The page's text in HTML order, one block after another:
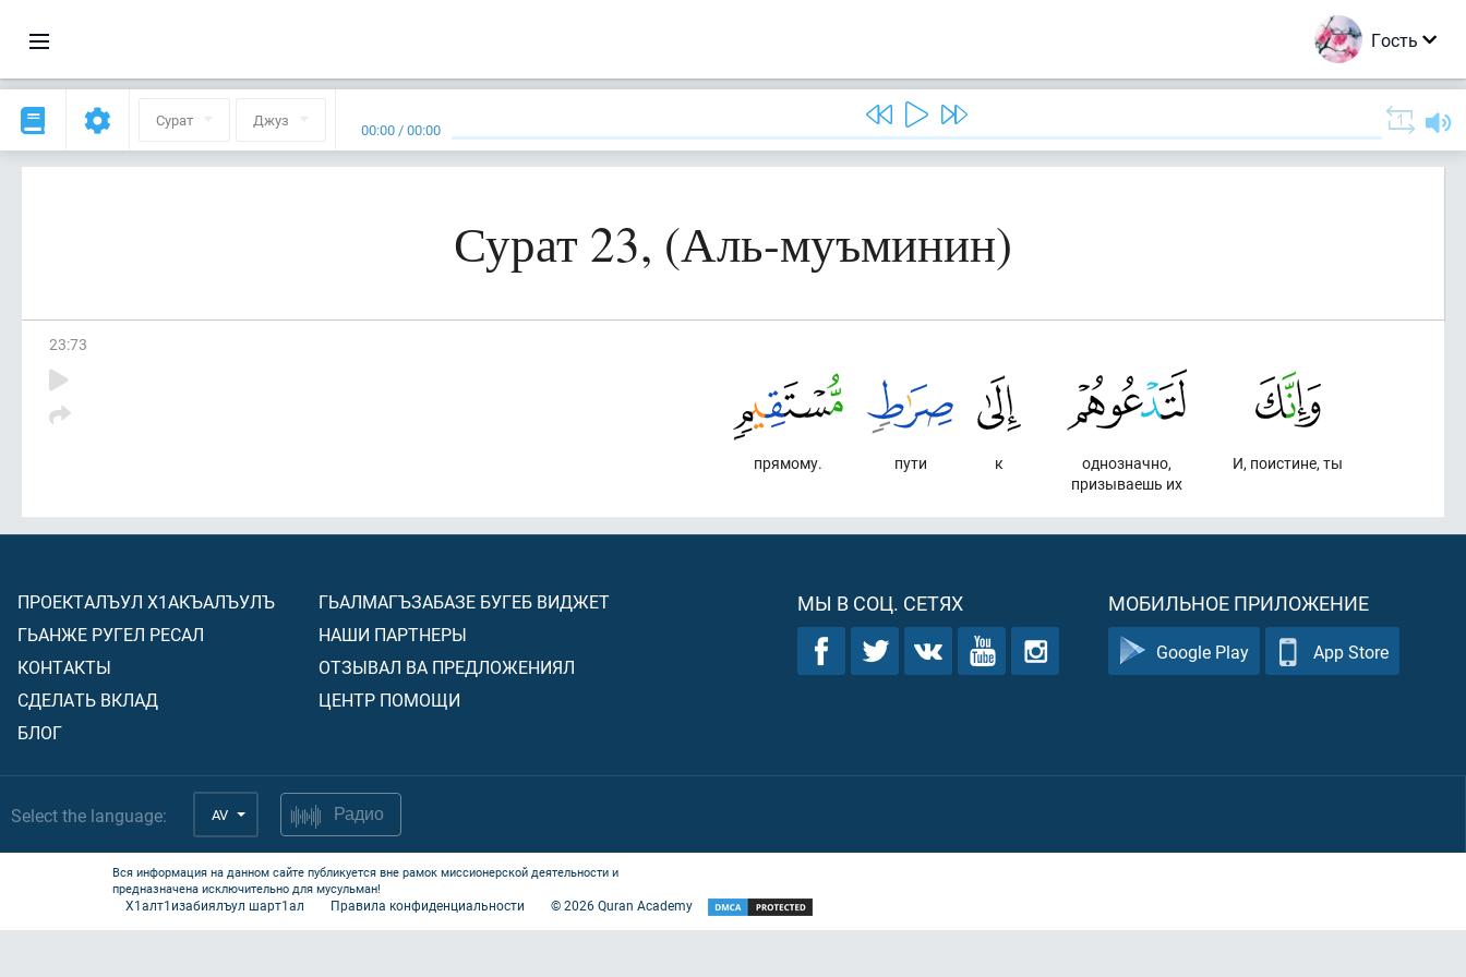
Гость
Сурат Джуз 00:00 /00:00
Сурат 23, (Аль-муъминин)
23:73
И, поистине, ты
однозначно,
призываешь их
к
пути
прямому.
ПРОЕКТАЛЪУЛ Х1АКЪАЛЪУЛЪ
ГЬАНЖЕ РУГЕЛ РЕСАЛ
КОНТАКТЫ
СДЕЛАТЬ ВКЛАД
БЛОГ
ГЬАЛМАГЪЗАБАЗЕ БУГЕБ ВИДЖЕТ
НАШИ ПАРТНЕРЫ
ОТЗЫВАЛ ВА ПРЕДЛОЖЕНИЯЛ
ЦЕНТР ПОМОЩИ
МЫ В СОЦ. СЕТЯХ МОБИЛЬНОЕ ПРИЛОЖЕНИЕ
Google Play App Store
Select the language: AV Радио
Вся информация на данном сайте публикуется вне рамок миссионерской деятельности и
предназначена исключительно для мусульман!
Х1алт1изабиялъул шарт1ал Правила конфиденциальности ©2026Quran Academy